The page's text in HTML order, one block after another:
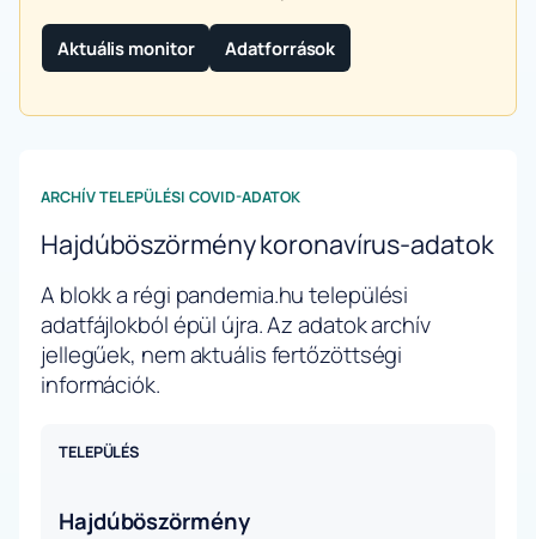
Aktuális monitor Adatforrások
ARCHÍV TELEPÜLÉSI COVID-ADATOK
Hajdúböszörmény koronavírus-adatok
A blokk a régi pandemia.hu települési
adatfájlokból épül újra. Az adatok archív
jellegűek, nem aktuális fertőzöttségi
információk.
TELEPÜLÉS
Hajdúböszörmény